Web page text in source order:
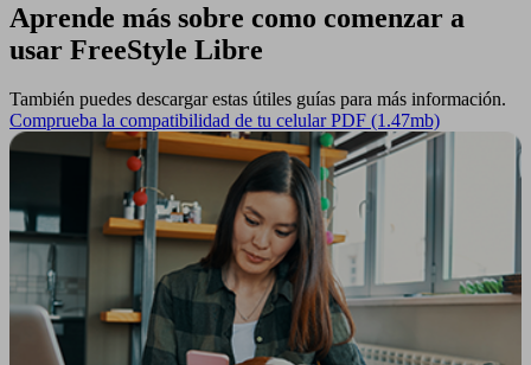
Aprende más sobre como comenzar a
usar FreeStyle Libre
También puedes descargar estas útiles guías para más información.
Comprueba la compatibilidad de tu celular PDF (1.47mb)